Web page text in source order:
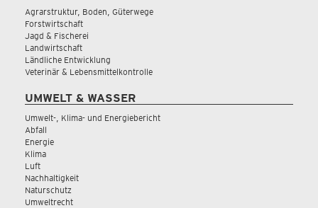
Agrarstruktur, Boden, Güterwege
Forstwirtschaft
Jagd & Fischerei
Landwirtschaft
Ländliche Entwicklung
Veterinär & Lebensmittelkontrolle
UMWELT & WASSER
Umwelt-, Klima- und Energiebericht
Abfall
Energie
Klima
Luft
Nachhaltigkeit
Naturschutz
Umweltrecht